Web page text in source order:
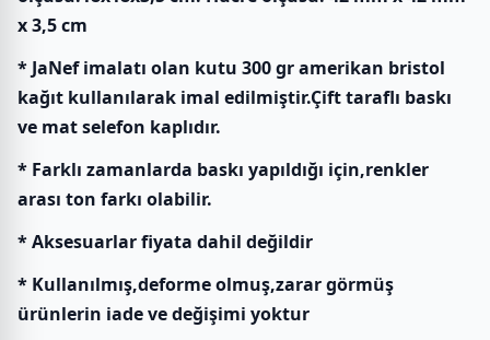
x 3,5 cm
* JaNef imalatı olan kutu 300 gr amerikan bristol
kağıt kullanılarak imal edilmiştir.Çift taraflı baskı
ve mat selefon kaplıdır.
* Farklı zamanlarda baskı yapıldığı için,renkler
arası ton farkı olabilir.
* Aksesuarlar fiyata dahil değildir
* Kullanılmış,deforme olmuş,zarar görmüş
ürünlerin iade ve değişimi yoktur